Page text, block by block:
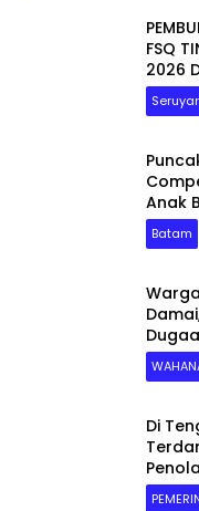
FSQ
2026
Anak
Batam
Di